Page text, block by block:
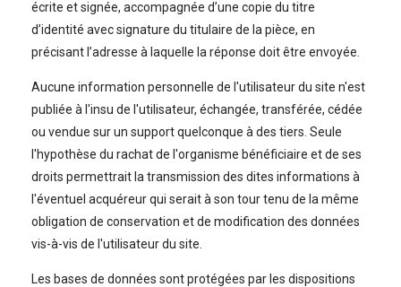
écrite et signée, accompagnée d’une copie du titre
d’identité avec signature du titulaire de la pièce, en
précisant l’adresse à laquelle la réponse doit être envoyée.
Aucune information personnelle de l'utilisateur du site n'est
publiée à l'insu de l'utilisateur, échangée, transférée, cédée
ou vendue sur un support quelconque à des tiers. Seule
l'hypothèse du rachat de l'organisme bénéficiaire et de ses
droits permettrait la transmission des dites informations à
l'éventuel acquéreur qui serait à son tour tenu de la même
obligation de conservation et de modification des données
vis-à-vis de l'utilisateur du site.
Les bases de données sont protégées par les dispositions